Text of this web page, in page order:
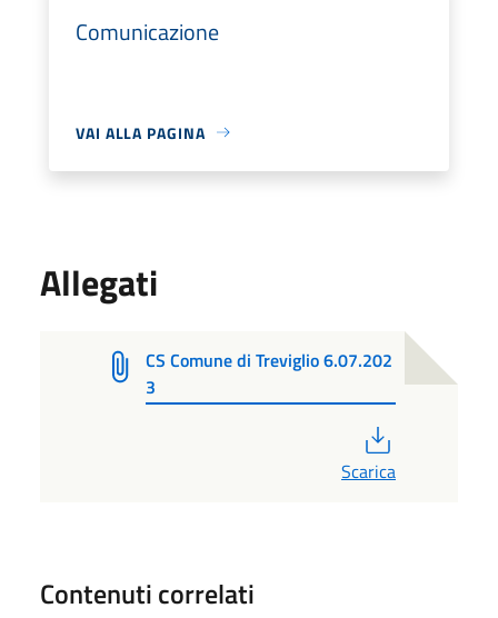
Comunicazione
VAI ALLA PAGINA
Allegati
CS Comune di Treviglio 6.07.202
3
Scarica
Contenuti correlati